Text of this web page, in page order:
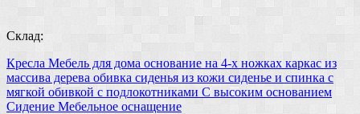
Склад:
Кресла Мебель для домаоснование на 4-х ножках каркас из
массива дерева обивка сиденья из кожи сиденье и спинка с
мягкой обивкой с подлокотниками С высоким основанием
Сидение Мебельное оснащение